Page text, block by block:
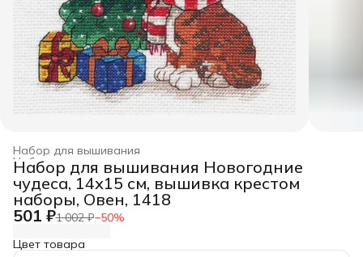
Набор для вышивания
Набор для рукоделия, творчества ›
Хобби и творчество ›
Главная ›
Набор для вышивания Новогодние
чудеса, 14х15 см, вышивка крестом
наборы, Овен, 1418
501 ₽1 002 ₽−50%
Цвет товара